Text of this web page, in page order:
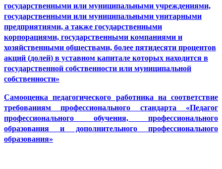
государственными или муниципальными учреждениями,
государственными или муниципальными унитарными
предприятиями, а также государственными
корпорациями, государственными компаниями и
хозяйственными обществами, более пятидесяти процентов
акций (долей) в уставном капитале которых находится в
государственной собственности или муниципальной
собственности»
Самооценка педагогического работника на соответствие
требованиям профессионального стандарта «Педагог
профессионального обучения, профессионального
образования и дополнительного профессионального
образования»